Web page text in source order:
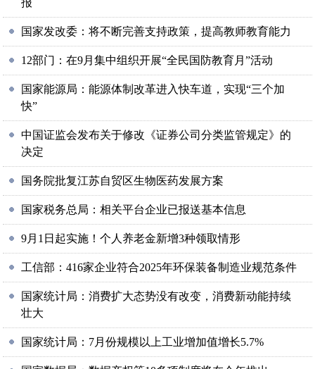
报
国家发改委：将不断完善支持政策，提高教师教育能力
12部门：在9月集中组织开展“全民国防教育月”活动
国家能源局：能源体制改革进入快车道，实现“三个加
快”
中国证监会发布关于修改《证券公司分类监管规定》的
决定
国务院批复江苏自贸区生物医药发展方案
国家税务总局：相关平台企业已报送基本信息
9月1日起实施！个人养老金新增3种领取情形
工信部：416家企业符合2025年环保装备制造业规范条件
国家统计局：消费扩大态势没有改变，消费新动能持续
壮大
国家统计局：7月份规模以上工业增加值增长5.7%